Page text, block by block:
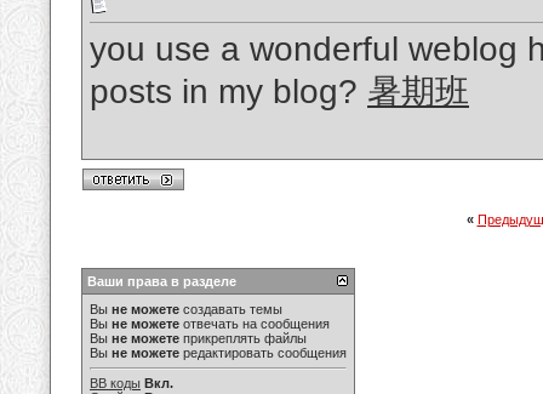
you use a wonderful weblog
posts in my blog? 暑期班
«
Ваши права в разделе
Вы не можете создавать темы
Вы не можете отвечать на сообщения
Вы не можете прикреплять файлы
Вы не можете редактировать сообщения
BB коды Вкл.